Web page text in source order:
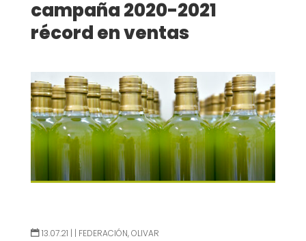
campaña 2020-2021
récord en ventas
13.07.21 | | FEDERACIÓN,OLIVAR